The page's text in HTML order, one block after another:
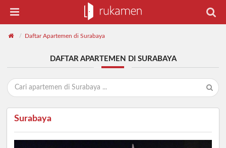
/ Daftar Apartemen di Surabaya
DAFTAR APARTEMEN DI SURABAYA
Surabaya